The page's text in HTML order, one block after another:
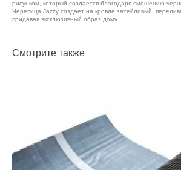
рисунком, который создается благодаря смешению
Черепица Jazzy создает на кровле затейливый,
придавая эксклюзивный образ дому.
Смотрите также